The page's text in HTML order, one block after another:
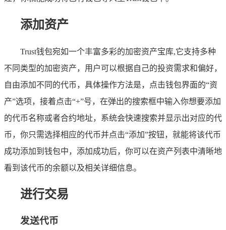
添加资产
Trust钱包宛如一个丰富多彩的加密资产宝库,它支持多种
不同类型的加密资产，用户可以根据自己的投资需求和偏好，
自由添加不同的代币，具体操作方法是，点击钱包界面的“资
产”选项，接着点击“+”号，在弹出的搜索框中输入你想要添加
的代币名称或者合约地址，系统会快速搜索并显示出对应的代
币，你只需选择相应的代币并点击“添加”按钮，就能将该代币
成功添加到钱包中，添加成功后，你可以在资产列表中清晰地
看到该代币的余额以及相关详细信息。
进行交易
发送代币